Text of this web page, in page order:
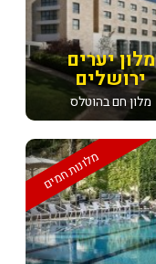
מלון יערים
ירושלים
מלון חם בהוטלס
מלונות חמים